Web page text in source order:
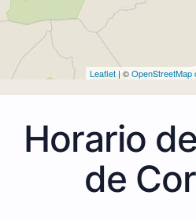
Leaflet | ©OpenStreetMap
Horario
de